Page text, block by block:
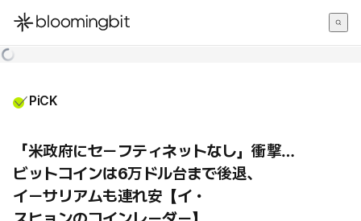
한국어
PiCK
「米政府にセーフティネットなし」衝撃…
ビットコインは6万ドル台まで後退、
イーサリアムも連れ安【イ・